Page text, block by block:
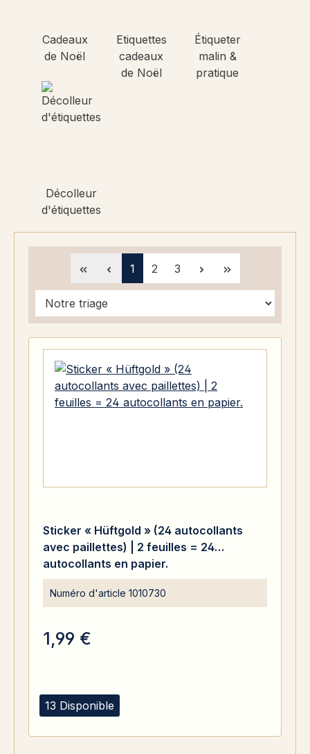
Cadeaux
de Noël
Etiquettes
cadeaux
de Noël
Étiqueter
malin &
pratique
Décolleur
d'étiquettes
Page
1 Page
2 Page
3
13 Disponible
Sticker « Hüftgold » (24 autocollants
avec paillettes) | 2 feuilles = 24
autocollants en papier.
Numéro d'article 1010730
1,99 €